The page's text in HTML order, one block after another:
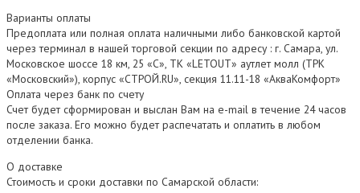
Варианты оплаты
Предоплата или полная оплата наличными либо банковской картой
через терминал в нашей торговой секции по адресу : г. Самара, ул.
Московское шоссе 18 км, 25 «С», ТК «LETOUT» аутлет молл (ТРК
«Московский»), корпус «СТРОЙ.RU», секция 11.11-18 «АкваКомфорт»
Оплата через банк по счету
Счет будет сформирован и выслан Вам на e-mail в течение 24 часов
после заказа. Его можно будет распечатать и оплатить в любом
отделении банка.
О доставке
Стоимость и сроки доставки по Самарской области: